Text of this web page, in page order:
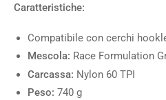
Caratteristiche:
Compatibile con cerchi
Mescola: Race Formulation
Carcassa: Nylon 60 TPI
Peso: 740 g